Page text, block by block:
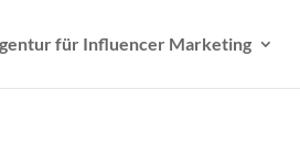
für Influencer Marketing